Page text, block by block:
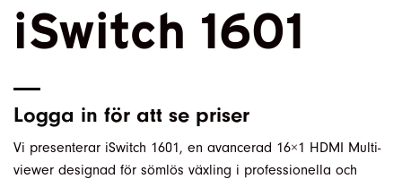
iSwitch 1601
Logga in för att se priser
Vi presenterar iSwitch 1601, en avancerad 16×1 HDMI Multi-
viewer designad för sömlös växling i professionella och